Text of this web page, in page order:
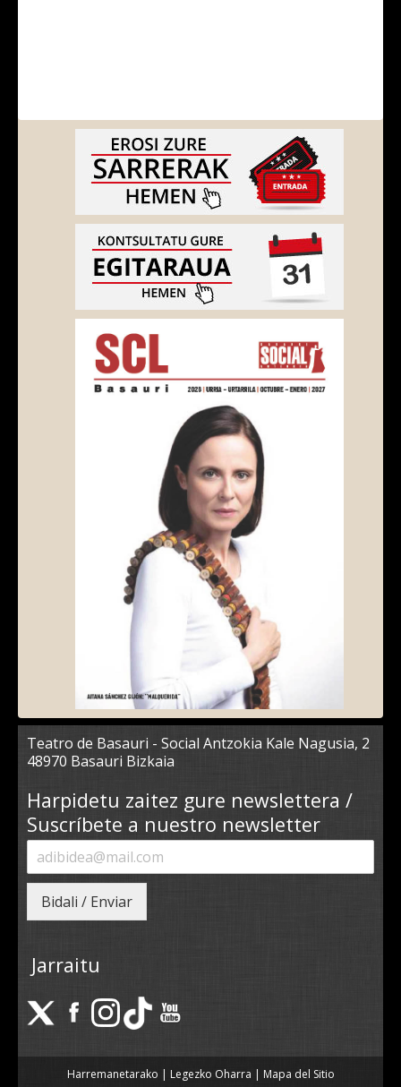
Teatro de Basauri - Social Antzokia Kale Nagusia, 2
48970 Basauri Bizkaia
Harpidetu zaitez gure newslettera /
Suscríbete a nuestro newsletter
Bidali / Enviar
Jarraitu
Harremanetarako | Legezko Oharra | Mapa del Sitio